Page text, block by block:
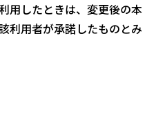
用したときは、変更後の本
利用者が承諾したものとみ